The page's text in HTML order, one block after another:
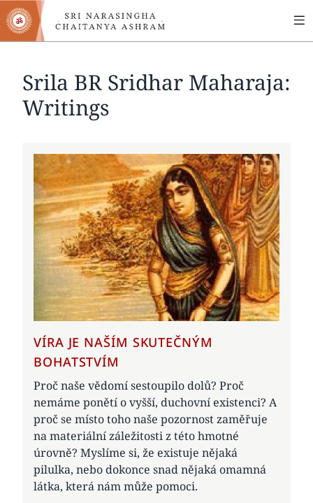
Skip
to
main
Srila BR Sridhar Maharaja:
Writings
VÍRA JE NAŠÍM SKUTEČNÝM
BOHATSTVÍM
Proč naše vědomí sestoupilo dolů? Proč
nemáme ponětí o vyšší, duchovní existenci? A
proč se místo toho naše pozornost zaměřuje
na materiální záležitosti z této hmotné
úrovně? Myslíme si, že existuje nějaká
pilulka, nebo dokonce snad nějaká omamná
látka, která nám může pomoci.